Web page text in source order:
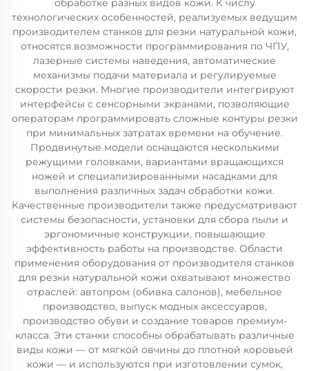
обработке разных видов кожи. К числу
технологических особенностей, реализуемых ведущим
производителем станков для резки натуральной кожи,
относятся возможности программирования по ЧПУ,
лазерные системы наведения, автоматические
механизмы подачи материала и регулируемые
скорости резки. Многие производители интегрируют
интерфейсы с сенсорными экранами, позволяющие
операторам программировать сложные контуры резки
при минимальных затратах времени на обучение.
Продвинутые модели оснащаются несколькими
режущими головками, вариантами вращающихся
ножей и специализированными насадками для
выполнения различных задач обработки кожи.
Качественные производители также предусматривают
системы безопасности, установки для сбора пыли и
эргономичные конструкции, повышающие
эффективность работы на производстве. Области
применения оборудования от производителя станков
для резки натуральной кожи охватывают множество
отраслей: автопром (обивка салонов), мебельное
производство, выпуск модных аксессуаров,
производство обуви и создание товаров премиум-
класса. Эти станки способны обрабатывать различные
виды кожи — от мягкой овчины до плотной коровьей
кожи — и используются при изготовлении сумок,